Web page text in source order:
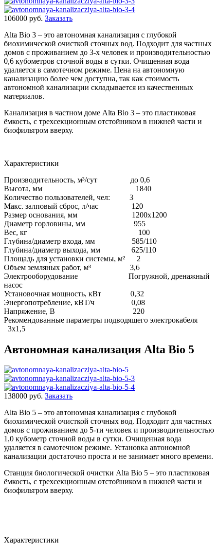
106000 руб. Заказать
Alta Bio 3 – это автономная канализация с глубокой
биохимической очисткой сточных вод. Подходит для частных
домов с проживанием до 3-х человек и производительностью
0,6 кубометров сточной воды в сутки. Очищенная вода
удаляется в самотечном режиме. Цена на автономную
канализацию более чем доступна, так как стоимость
автономной канализации складывается из качественных
материалов.
Канализация в частном доме Alta Bio 3 – это пластиковая
ёмкость, с трехсекционным отстойником в нижней части и
биофильтром вверху.
Характеристики
Производительность, м³/сут до 0,6
Высота, мм 1840
Количество пользователей, чел: 3
Макс. залповый сброс, л/час 120
Размер основания, мм 1200х1200
Диаметр горловины, мм 955
Вес, кг 100
Глубина/диаметр входа, мм 585/110
Глубина/диаметр выхода, мм 625/110
Площадь для установки системы, м² 2
Объем земляных работ, м³ 3,6
Электрооборудование Погружной, дренажный
насос
Установочная мощность, кВт 0,32
Энергопотребление, кВТ/ч 0,08
Напряжение, В 220
Рекомендованные параметры подводящего электрокабеля
3х1,5
Автономная канализация Alta Bio 5
138000 руб. Заказать
Alta Bio 5 – это автономная канализация с глубокой
биохимической очисткой сточных вод. Подходит для частных
домов с проживанием до 5-ти человек и производительностью
1,0 кубометр сточной воды в сутки. Очищенная вода
удаляется в самотечном режиме. Установка автономной
канализации достаточно проста и не занимает много времени.
Станция биологической очистки Alta Bio 5 – это пластиковая
ёмкость, с трехсекционным отстойником в нижней части и
биофильтром вверху.
Характеристики